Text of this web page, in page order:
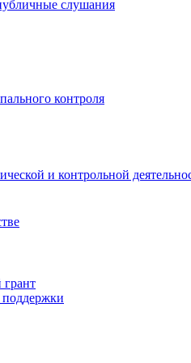
слушания
контроля
и контрольной